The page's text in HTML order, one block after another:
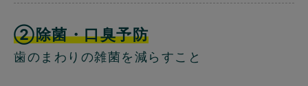
②除菌・口臭予防
歯のまわりの雑菌を減らすこと